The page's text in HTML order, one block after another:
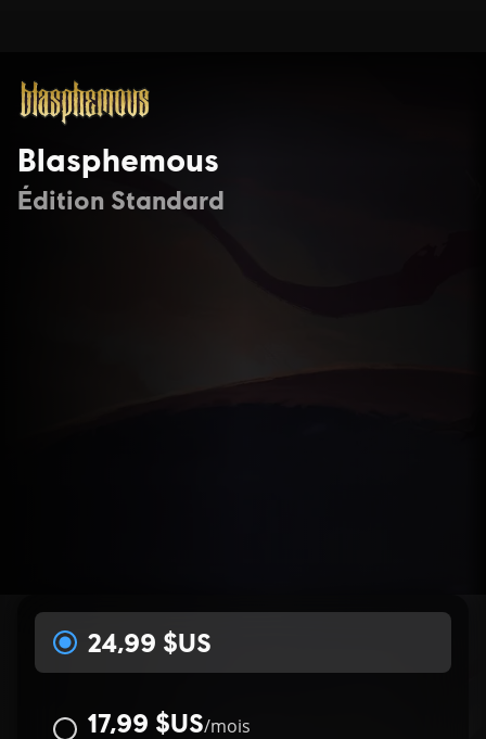
Blasphemous
Édition Standard
24,99 $US
17,99 $US/mois